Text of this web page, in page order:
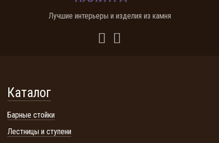
Лучшие интерьеры и изделия из камня
Каталог
Барные стойки
Лестницы и ступени